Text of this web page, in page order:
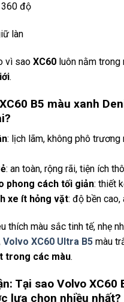
360 độ
làn
vì sao XC60 luôn nằm trong
.
B5 màu xanh
: lịch lãm, không phô
: an toàn, rộng rãi, tiện ích
phong cách tối giản: thiết
xe ít hỏng vặt: độ bền
thích màu sắc tinh tế, nhẹ
Volvo XC60 Ultra B5 màu
trong các màu.
Tại sao Volvo XC60
lựa chọn nhiều nhất?